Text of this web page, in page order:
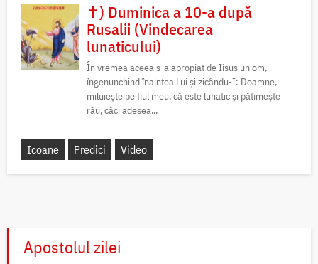
✝) Duminica a 10-a după
Rusalii (Vindecarea
lunaticului)
În vremea aceea s-a apropiat de Iisus un om,
îngenunchind înaintea Lui și zicându-I: Doamne,
miluiește pe fiul meu, că este lunatic și pătimește
rău, căci adesea...
Icoane Predici Video
Apostolul zilei